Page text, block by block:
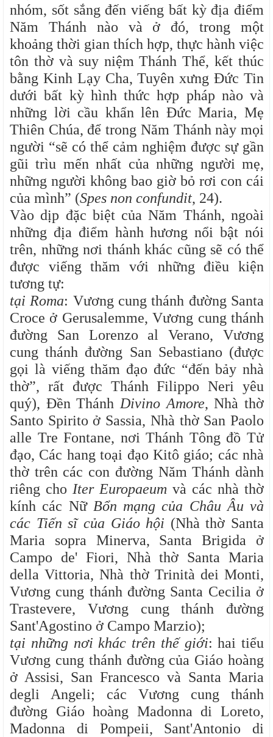
nhóm, sốt sắng đến viếng bất kỳ địa điểm
Năm Thánh nào và ở đó, trong một
khoảng thời gian thích hợp, thực hành việc
tôn thờ và suy niệm Thánh Thể, kết thúc
bằng Kinh Lạy Cha, Tuyên xưng Đức Tin
dưới bất kỳ hình thức hợp pháp nào và
những lời cầu khẩn lên Đức Maria, Mẹ
Thiên Chúa, để trong Năm Thánh này mọi
người “sẽ có thể cảm nghiệm được sự gần
gũi trìu mến nhất của những người mẹ,
những người không bao giờ bỏ rơi con cái
của mình” (Spes non confundit, 24).
Vào dịp đặc biệt của Năm Thánh, ngoài
những địa điểm hành hương nổi bật nói
trên, những nơi thánh khác cũng sẽ có thể
được viếng thăm với những điều kiện
tương tự:
tại Roma: Vương cung thánh đường Santa
Croce ở Gerusalemme, Vương cung thánh
đường San Lorenzo al Verano, Vương
cung thánh đường San Sebastiano (được
gọi là viếng thăm đạo đức “đến bảy nhà
thờ”, rất được Thánh Filippo Neri yêu
quý), Đền Thánh Divino Amore, Nhà thờ
Santo Spirito ở Sassia, Nhà thờ San Paolo
alle Tre Fontane, nơi Thánh Tông đồ Tử
đạo, Các hang toại đạo Kitô giáo; các nhà
thờ trên các con đường Năm Thánh dành
riêng cho Iter Europaeum và các nhà thờ
kính các Nữ Bổn mạng của Châu Âu và
các Tiến sĩ của Giáo hội (Nhà thờ Santa
Maria sopra Minerva, Santa Brigida ở
Campo de' Fiori, Nhà thờ Santa Maria
della Vittoria, Nhà thờ Trinità dei Monti,
Vương cung thánh đường Santa Cecilia ở
Trastevere, Vương cung thánh đường
Sant'Agostino ở Campo Marzio);
tại những nơi khác trên thế giới: hai tiểu
Vương cung thánh đường của Giáo hoàng
ở Assisi, San Francesco và Santa Maria
degli Angeli; các Vương cung thánh
đường Giáo hoàng Madonna di Loreto,
Madonna di Pompeii, Sant'Antonio di